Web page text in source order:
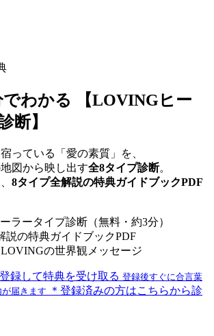
わかる
【LOVINGヒー
断】
っている「愛の素質」を、
図から映し出す全8タイプ診断。
8タイプ全解説の特典ガイドブックPDF
ラータイプ診断（無料・約3分）
説の特典ガイドブックPDF
の世界観メッセージ
録して特典を受け取る 登録後すぐに合言葉
届きます
＊登録済みの方はこちらから診